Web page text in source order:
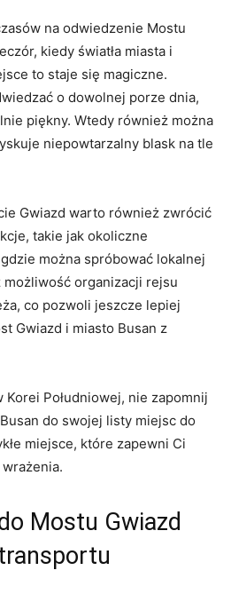
na⁤ odwiedzenie Mostu
kiedy światła miasta i
to staje się magiczne.
o dowolnej‍ porze ‌dnia,
piękny. Wtedy⁣ również można
niepowtarzalny blask na tle
Gwiazd warto również zwrócić
takie jak okoliczne
można spróbować lokalnej​
organizacji‌ rejsu‍
co pozwoli jeszcze ‍lepiej
Gwiazd i miasto Busan z
Południowej, nie zapomnij
do swojej listy miejsc⁣ do
miejsce,​ które zapewni Ci
Mostu Gwiazd